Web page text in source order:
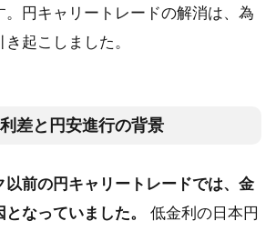
。円キャリートレードの解消は、為
起こしました。
差と円安進行の背景
以前の円キャリートレードでは、金
なっていました。
低金利の日本円